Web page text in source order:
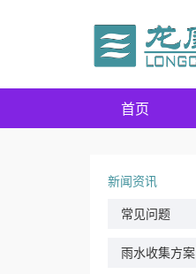
首页
新闻资讯
常见问题
雨水收集方案